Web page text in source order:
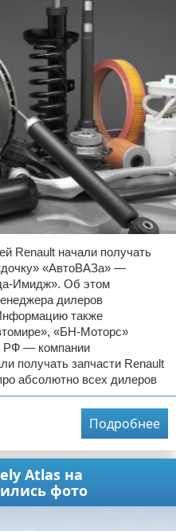
Renault начали получать
«АвтоВАЗа» —
Имидж». Об этом
дилеров
также
«БН-Моторс»
РФ — компании
получать запчасти Renault
абсолютно всех дилеров
Подробнее
Atlas на
фото